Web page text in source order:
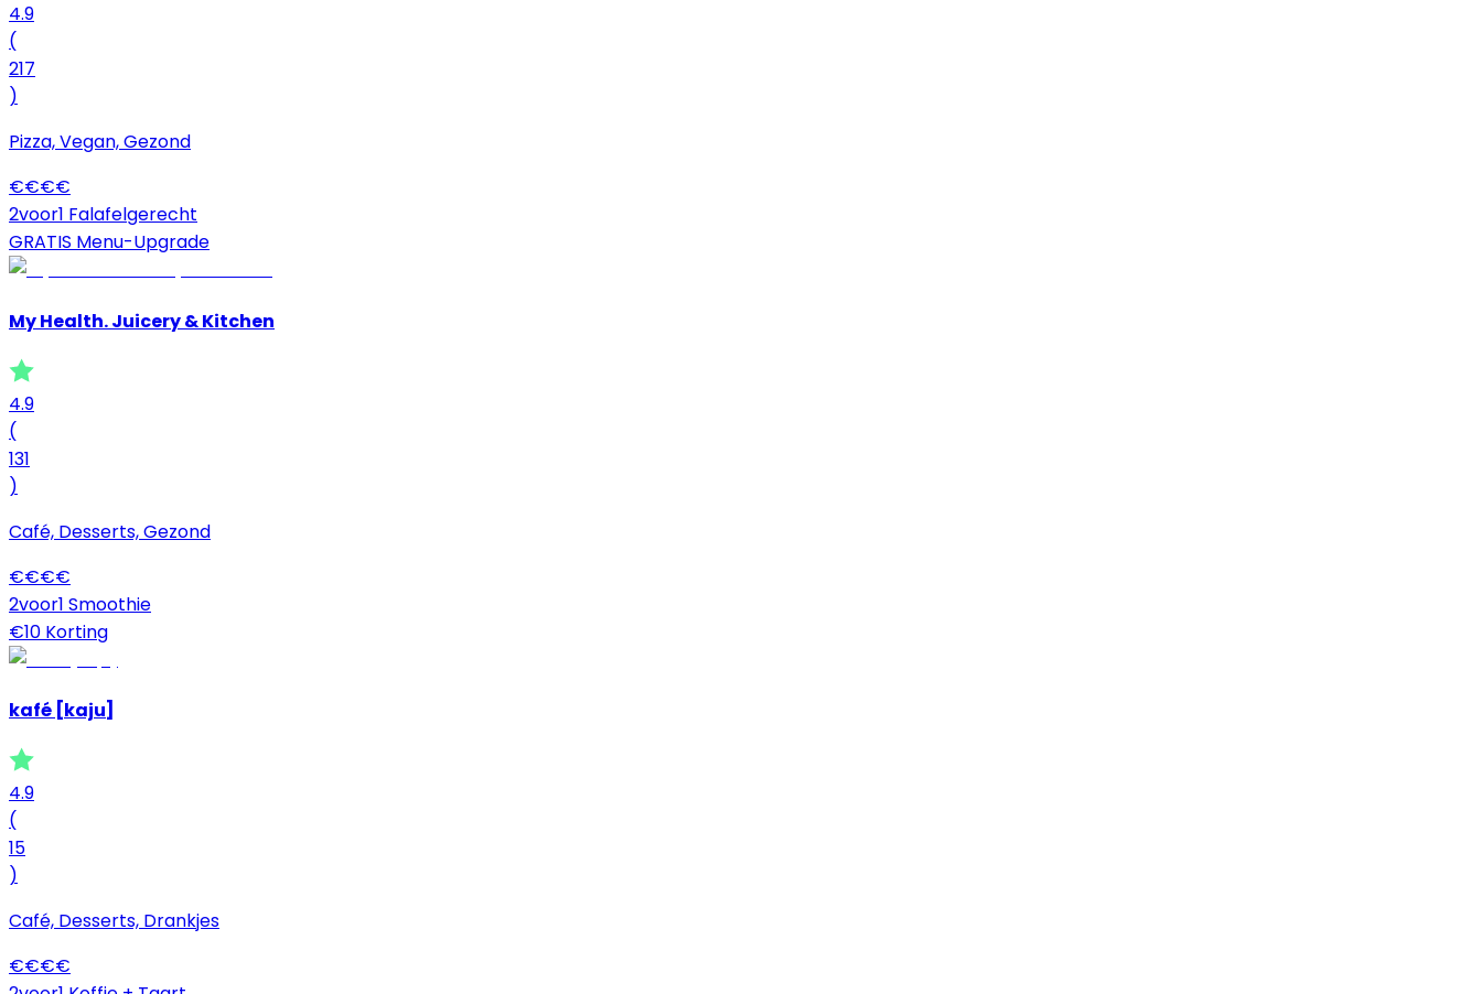
4.9
(
217
)
Pizza, Vegan, Gezond
€€€€
2voor1 Falafelgerecht
GRATIS Menu-Upgrade
My Health. Juicery & Kitchen
4.9
(
131
)
Café, Desserts, Gezond
€€€€
2voor1 Smoothie
€10 Korting
kafé [kaju]
4.9
(
15
)
Café, Desserts, Drankjes
€€€€